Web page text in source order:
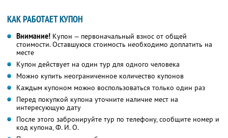
КАК РАБОТАЕТ КУПОН
Внимание! Купон — первоначальный взнос от общей
стоимости. Оставшуюся стоимость необходимо доплатить на
месте
Купон действует на один тур для одного человека
Можно купить неограниченное количество купонов
Каждым купоном можно воспользоваться только один раз
Перед покупкой купона уточните наличие мест на
интересующую дату
После этого забронируйте тур по телефону, сообщите номер и
код купона,Ф. И. О.